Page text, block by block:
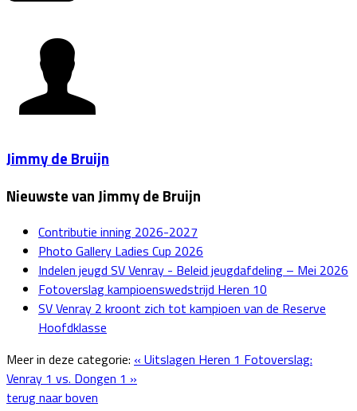
Jimmy de Bruijn
Nieuwste van Jimmy de Bruijn
Contributie inning 2026-2027
Photo Gallery Ladies Cup 2026
Indelen jeugd SV Venray - Beleid jeugdafdeling – Mei 2026
Fotoverslag kampioenswedstrijd Heren 10
SV Venray 2 kroont zich tot kampioen van de Reserve
Hoofdklasse
Meer in deze categorie: « Uitslagen Heren 1 Fotoverslag:
Venray 1 vs. Dongen 1 »
terug naar boven